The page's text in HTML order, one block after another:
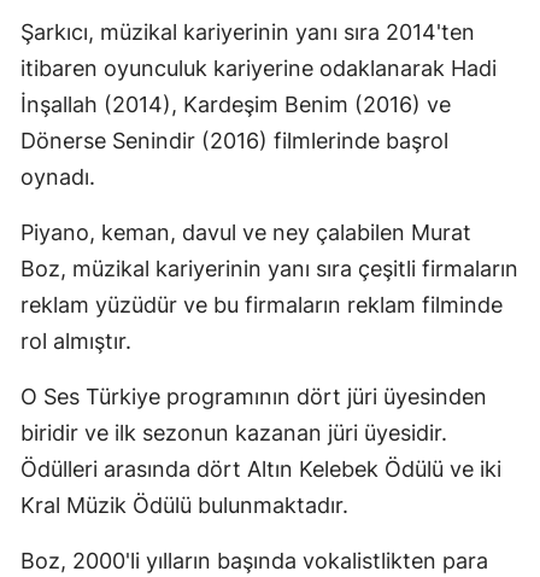
Şarkıcı, müzikal kariyerinin yanı sıra 2014'ten
itibaren oyunculuk kariyerine odaklanarak Hadi
İnşallah (2014), Kardeşim Benim (2016) ve
Dönerse Senindir (2016) filmlerinde başrol
oynadı.
Piyano, keman, davul ve ney çalabilen Murat
Boz, müzikal kariyerinin yanı sıra çeşitli firmaların
reklam yüzüdür ve bu firmaların reklam filminde
rol almıştır.
O Ses Türkiye programının dört jüri üyesinden
biridir ve ilk sezonun kazanan jüri üyesidir.
Ödülleri arasında dört Altın Kelebek Ödülü ve iki
Kral Müzik Ödülü bulunmaktadır.
Boz, 2000'li yılların başında vokalistlikten para